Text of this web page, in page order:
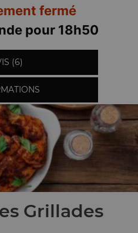
fermé
pour 18h50
(6)
Grillades